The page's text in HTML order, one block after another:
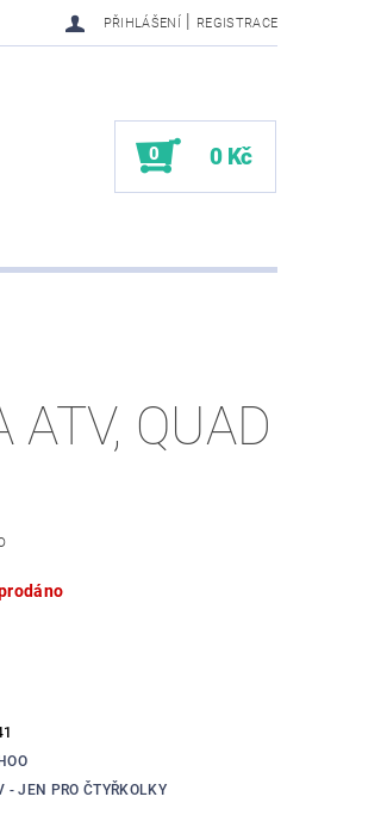
PŘIHLÁŠENÍ | REGISTRACE
0 0 Kč
ATV, QUAD
- JEN PRO ČTYŘKOLKY